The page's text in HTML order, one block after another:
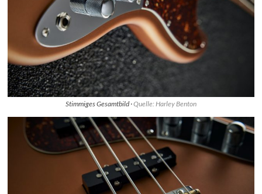
Stimmiges Gesamtbild ·Quelle: Harley Benton